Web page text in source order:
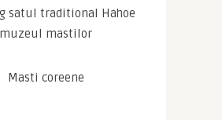
Masti coreene